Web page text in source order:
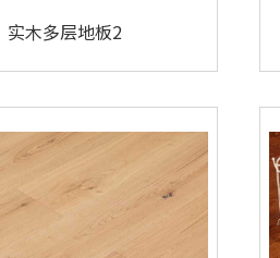
实木多层地板2